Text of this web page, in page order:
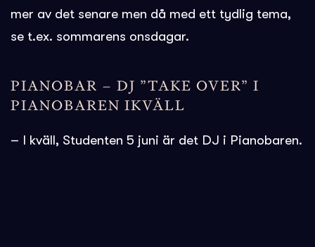
mer av det senare men då med ett tydlig tema,
se t.ex. sommarens onsdagar.
PIANOBAR – DJ ”TAKE OVER” I
PIANOBAREN IKVÄLL
– I kväll, Studenten 5 juni är det DJ i Pianobaren.